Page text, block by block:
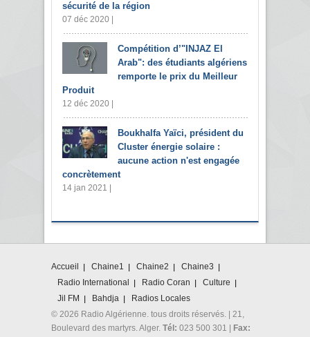
sécurité de la région
07 déc 2020 |
Compétition d’"INJAZ El
Arab": des étudiants algériens
remporte le prix du Meilleur
Produit
12 déc 2020 |
Boukhalfa Yaïci, président du
Cluster énergie solaire :
aucune action n'est engagée
concrètement
14 jan 2021 |
Accueil Chaine1 Chaine2
Chaine3
Radio International
Radio Coran
Culture
Jil FM
Bahdja
Radios Locales
© 2026 Radio Algérienne. tous droits réservés. | 21,
Boulevard des martyrs. Alger. Tél: 023 500 301 | Fax: